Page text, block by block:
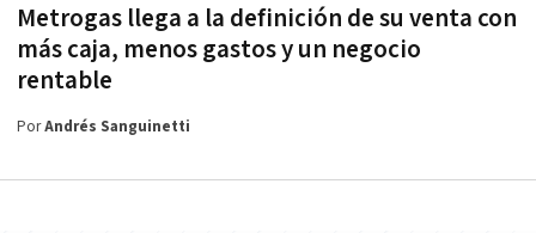
Metrogas llega a la definición de su venta con
más caja, menos gastos y un negocio
rentable
PorAndrés Sanguinetti